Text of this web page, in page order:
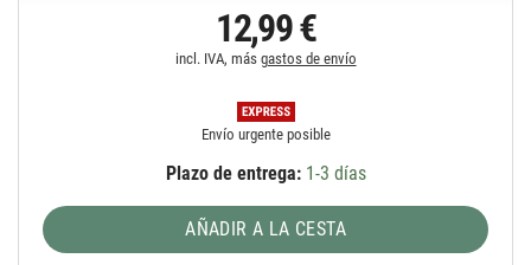
12,99 €
incl. IVA, más gastos de envío
Envío urgente posible
Plazo de entrega:1-3 días
AÑADIR A LA CESTA